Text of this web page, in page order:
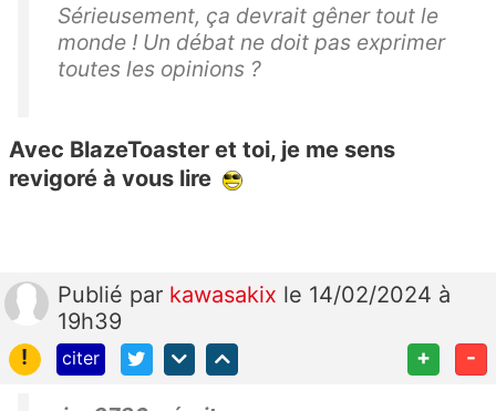
Sérieusement, ça devrait gêner tout le
monde ! Un débat ne doit pas exprimer
toutes les opinions ?
Avec BlazeToaster et toi, je me sens
revigoré à vous lire
Publié par kawasakix le 14/02/2024 à
19h39
!
citer + -